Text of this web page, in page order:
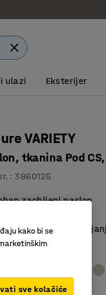
ulazi Eksterijer
VARIETY
tkanina Pod
: 3860125
zaobljeni naslon
za
kako bi se
sve kolačiće